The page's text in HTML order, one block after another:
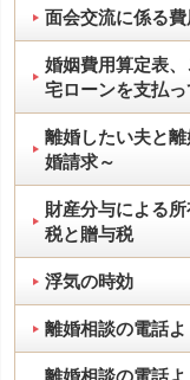
面会交流に係る費
婚姻費用算定表
宅ローンを支払
離婚したい夫と
婚請求～
財産分与による
税と贈与税
浮気の時効
離婚相談の電話
離婚相談の電話